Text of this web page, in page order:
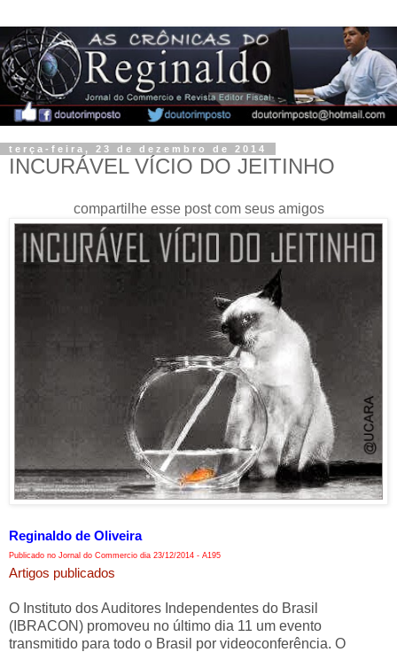
terça-feira, 23 de dezembro de 2014
INCURÁVEL VÍCIO DO JEITINHO
compartilhe esse post com seus amigos
Reginaldo de Oliveira
Publicado no Jornal do Commercio dia 23/12/2014 - A195
Artigos publicados
O Instituto dos Auditores Independentes do Brasil
(IBRACON) promoveu no último dia 11 um evento
transmitido para todo o Brasil por videoconferência. O